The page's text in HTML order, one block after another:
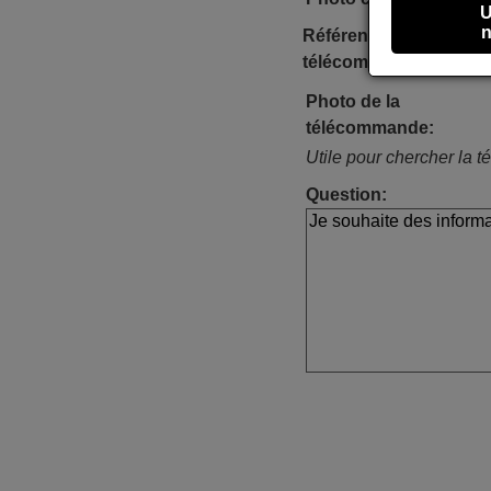
Référence de la
télécommande:
Photo de la
télécommande:
Utile pour chercher la
Question: